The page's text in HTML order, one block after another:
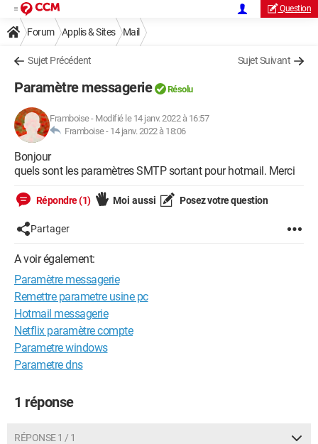
Question
Forum Applis & Sites Mail
Sujet Précédent Sujet Suivant
Paramètre messagerie Résolu
Framboise- Modifié le 14 janv. 2022 à 16:57
Framboise - 14 janv. 2022 à 18:06
Bonjour
quels sont les paramètres SMTP sortant pour hotmail. Merci
Répondre (1) Moi aussi Posez votre question
Partager
A voir également:
Paramètre messagerie
Remettre parametre usine pc
Hotmail messagerie
Netflix paramètre compte
Parametre windows
Parametre dns
1 réponse
RÉPONSE 1 / 1